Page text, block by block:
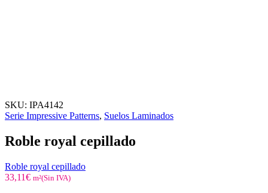
SKU: IPA4142
Serie Impressive Patterns, Suelos Laminados
Roble royal cepillado
Roble royal cepillado
33,11€ m²(Sin IVA)